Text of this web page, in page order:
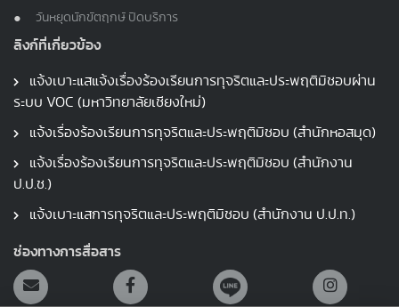
วันหยุดนักขัตฤกษ์ ปิดบริการ
ลิงก์ที่เกี่ยวข้อง
แจ้งเบาะแสแจ้งเรื่องร้องเรียนการทุจริตและประพฤติมิชอบผ่าน
ระบบ VOC (มหาวิทยาลัยเชียงใหม่)
แจ้งเรื่องร้องเรียนการทุจริตและประพฤติมิชอบ (สำนักหอสมุด)
แจ้งเรื่องร้องเรียนการทุจริตและประพฤติมิชอบ (สำนักงาน
ป.ป.ช.)
แจ้งเบาะแสการทุจริตและประพฤติมิชอบ (สำนักงาน ป.ป.ท.)
ช่องทางการสื่อสาร